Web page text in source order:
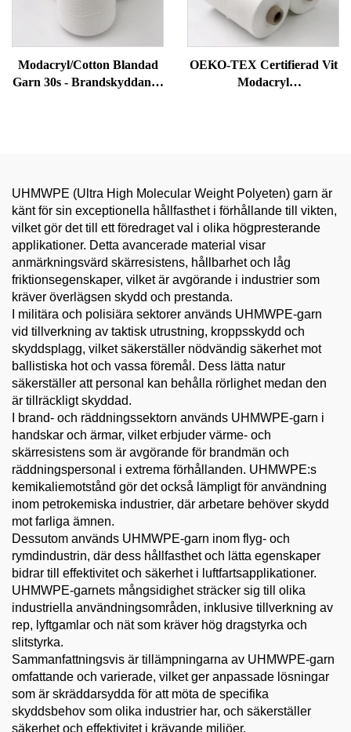
Modacryl/Cotton Blandad
Garn 30s - Brandskyddande
OEKO-TEX Certifierad Vit
Modacryl
UHMWPE (Ultra High Molecular Weight Polyeten) garn är
känt för sin exceptionella hållfasthet i förhållande till vikten,
vilket gör det till ett föredraget val i olika högpresterande
applikationer. Detta avancerade material visar
anmärkningsvärd skärresistens, hållbarhet och låg
friktionsegenskaper, vilket är avgörande i industrier som
kräver överlägsen skydd och prestanda.
I militära och polisiära sektorer används UHMWPE-garn
vid tillverkning av taktisk utrustning, kroppsskydd och
skyddsplagg, vilket säkerställer nödvändig säkerhet mot
ballistiska hot och vassa föremål. Dess lätta natur
säkerställer att personal kan behålla rörlighet medan den
är tillräckligt skyddad.
I brand- och räddningssektorn används UHMWPE-garn i
handskar och ärmar, vilket erbjuder värme- och
skärresistens som är avgörande för brandmän och
räddningspersonal i extrema förhållanden. UHMWPE:s
kemikaliemotstånd gör det också lämpligt för användning
inom petrokemiska industrier, där arbetare behöver skydd
mot farliga ämnen.
Dessutom används UHMWPE-garn inom flyg- och
rymdindustrin, där dess hållfasthet och lätta egenskaper
bidrar till effektivitet och säkerhet i luftfartsapplikationer.
UHMWPE-garnets mångsidighet sträcker sig till olika
industriella användningsområden, inklusive tillverkning av
rep, lyftgamlar och nät som kräver hög dragstyrka och
slitstyrka.
Sammanfattningsvis är tillämpningarna av UHMWPE-garn
omfattande och varierade, vilket ger anpassade lösningar
som är skräddarsydda för att möta de specifika
skyddsbehov som olika industrier har, och säkerställer
säkerhet och effektivitet i krävande miljöer.